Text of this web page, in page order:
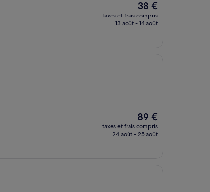
Le
nouveau
prix
38 €
taxes et frais compris
13 août - 14 août
Le
nouveau
prix
89 €
taxes et frais compris
24 août - 25 août